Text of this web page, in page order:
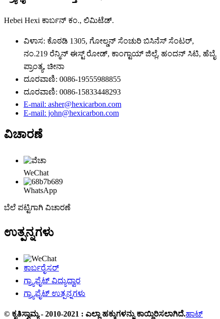
Hebei Hexi ಕಾರ್ಬನ್ ಕಂ., ಲಿಮಿಟೆಡ್.
ವಿಳಾಸ: ಕೊಠಡಿ 1305, ಗೋಲ್ಡನ್ ಸೆಂಚುರಿ ಬಿಸಿನೆಸ್ ಸೆಂಟರ್,
ನಂ.219 ರೆನ್ಮಿನ್ ಈಸ್ಟ್ ರೋಡ್, ಕಾಂಗ್ಟಾಯ್ ಜಿಲ್ಲೆ, ಹಂದನ್ ಸಿಟಿ, ಹೆಬೈ
ಪ್ರಾಂತ್ಯ, ಚೀನಾ
ದೂರವಾಣಿ: 0086-19555988855
ದೂರವಾಣಿ: 0086-15833448293
E-mail: asher@hexicarbon.com
E-mail: john@hexicarbon.com
ವಿಚಾರಣೆ
WeChat
WhatsApp
ಬೆಲೆ ಪಟ್ಟಿಗಾಗಿ ವಿಚಾರಣೆ
ಉತ್ಪನ್ನಗಳು
ಕಾರ್ಬರೈಸರ್
ಗ್ರ್ಯಾಫೈಟ್ ವಿದ್ಯುದ್ವಾರ
ಗ್ರ್ಯಾಫೈಟ್ ಉತ್ಪನ್ನಗಳು
© ಕೃತಿಸ್ವಾಮ್ಯ - 2010-2021 : ಎಲ್ಲಾ ಹಕ್ಕುಗಳನ್ನು ಕಾಯ್ದಿರಿಸಲಾಗಿದೆ.ಹಾಟ್